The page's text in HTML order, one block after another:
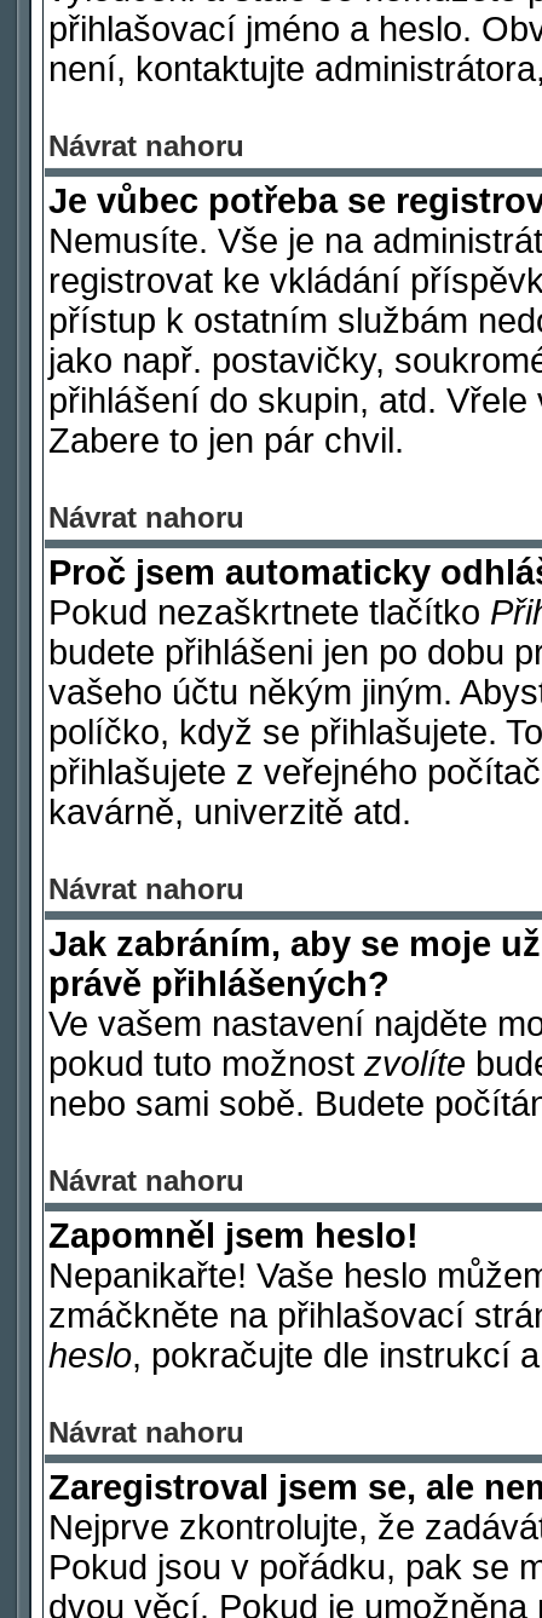
přihlašovací jméno a heslo.
není, kontaktujte
Návrat nahoru
Je vůbec potřeba se
Nemusíte. Vše je na
registrovat ke vkládání
přístup k ostatním službám
jako např. postavičky,
přihlášení do skupin, atd.
Zabere to jen pár chvil.
Návrat nahoru
Proč jsem automaticky
Pokud nezaškrtnete tlačítko
budete přihlášeni jen po dobu
vašeho účtu někým jiným.
políčko, když se přihlašujete.
přihlašujete z veřejného
kavárně, univerzitě atd.
Návrat nahoru
Jak zabráním, aby se moje
právě přihlášených?
Ve vašem nastavení najděte
pokud tuto možnost zvolíte
nebo sami sobě. Budete
Návrat nahoru
Zapomněl jsem heslo!
Nepanikařte! Vaše heslo
zmáčkněte na přihlašovací
heslo, pokračujte dle instrukcí
Návrat nahoru
Zaregistroval jsem se, ale
Nejprve zkontrolujte, že
Pokud jsou v pořádku, pak se
dvou věcí. Pokud je umožněna